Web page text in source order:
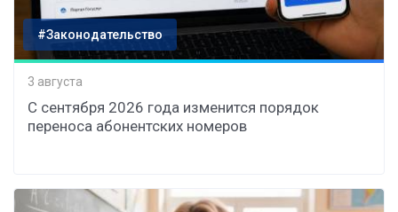
#Законодательство
3 августа
С сентября 2026 года изменится порядок
переноса абонентских номеров